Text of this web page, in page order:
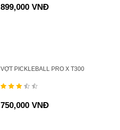
899,000 VNĐ
VỢT PICKLEBALL PRO X T300
750,000 VNĐ